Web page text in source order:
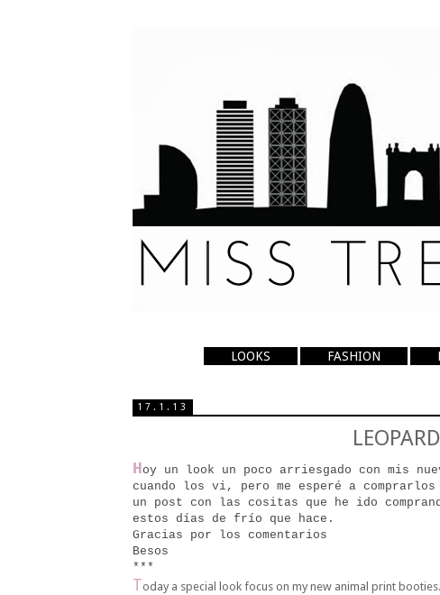
LOOKS FASHION
17.1.13
Hoy un look un poco arriesgado con mis
cuando los vi, pero me esperé a
un post con las cositas que he ido
estos días de frío que hace.
Gracias por los comentarios
Besos
***
Today a special look focus on my new animal print